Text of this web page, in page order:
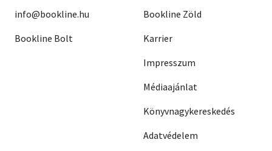
info@bookline.hu
Bookline Bolt
Bookline Zöld
Karrier
Impresszum
Médiaajánlat
Könyvnagykereskedés
Adatvédelem